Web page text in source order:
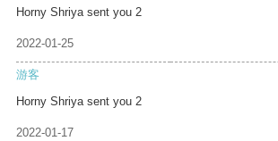
Horny Shriya sent you 2
2022-01-25
游客
Horny Shriya sent you 2
2022-01-17